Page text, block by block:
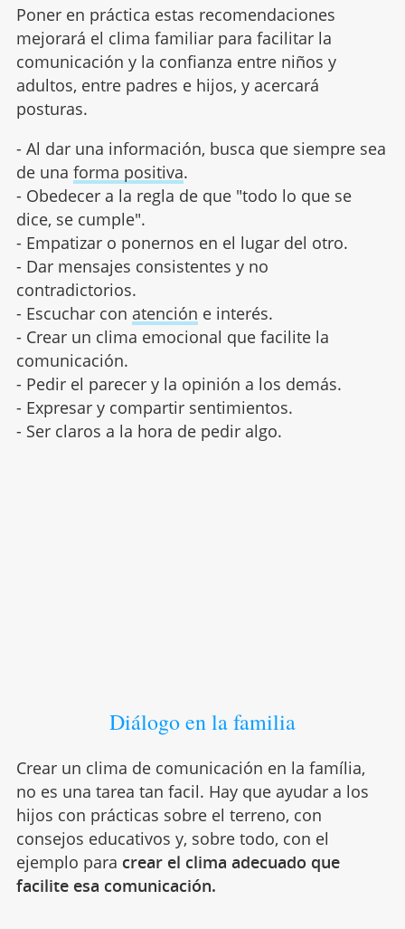
Poner en práctica estas recomendaciones
mejorará el clima familiar para facilitar la
comunicación y la confianza entre niños y
adultos, entre padres e hijos, y acercará
posturas.
- Al dar una información, busca que siempre sea
de una forma positiva.
- Obedecer a la regla de que "todo lo que se
dice, se cumple".
- Empatizar o ponernos en el lugar del otro.
- Dar mensajes consistentes y no
contradictorios.
- Escuchar con atención e interés.
- Crear un clima emocional que facilite la
comunicación.
- Pedir el parecer y la opinión a los demás.
- Expresar y compartir sentimientos.
- Ser claros a la hora de pedir algo.
Diálogo en la familia
Crear un clima de comunicación en la família,
no es una tarea tan facil. Hay que ayudar a los
hijos con prácticas sobre el terreno, con
consejos educativos y, sobre todo, con el
ejemplo para crear el clima adecuado que
facilite esa comunicación.